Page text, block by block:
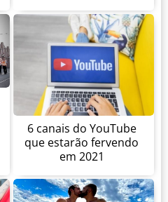
6 canais do YouTube
que estarão fervendo
em 2021